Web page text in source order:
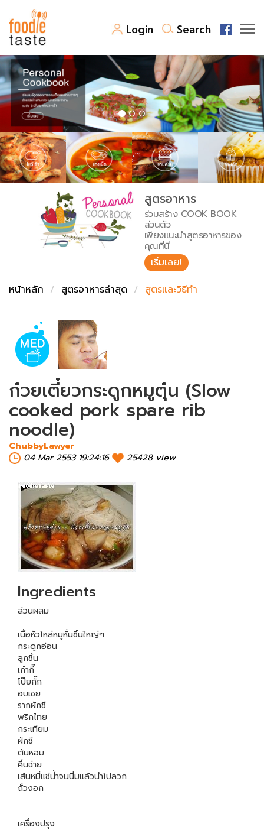
Login Search
สูตรอาหาร
สูตรอาหารล่าสุด
Top Foodie
พาไปชิม
สารพันก้นครัว
เคล็ดลับน่ารู้
เปรียบเทียบหน่วยการตวง
เปรียบเทียบอุณหภูมิ
เปรียบเทียบน้ำหนักวัตถุดิบ
FoodPedia
สร้าง Cookbook
สูตรอาหาร
ร่วมสร้าง COOK BOOK
ส่วนตัว
เพียงแนะนำสูตรอาหารของ
คุณที่นี่
เริ่มเลย!
หน้าหลัก
สูตรอาหารล่าสุด สูตรและวิธีทำ
ก๋วยเตี๋ยวกระดูกหมูตุ๋น (Slow
cooked pork spare rib
noodle)
ChubbyLawyer
04 Mar 2553 19:24:16
25428 view
Ingredients
ส่วนผสม
เนื้อหัวไหล่หมูหั่นชิ้นใหญ่ๆ
กระดูกอ่อน
ลูกชิ้น
เก๋ากี๊
โป๊ยกั๊ก
อบเชย
รากผักชี
พริกไทย
กระเทียม
ผักชี
ต้นหอม
คึ่นฉ่าย
เส้นหมี่แช่น้ำจนนิ่มแล้วนำไปลวก
ถั่วงอก
เครื่องปรุง